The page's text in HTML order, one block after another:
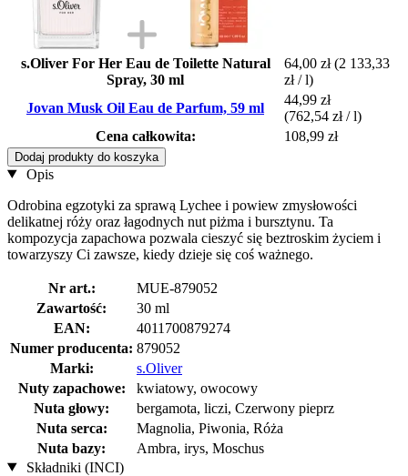
s.Oliver For Her Eau de Toilette Natural
Spray, 30 ml
64,00 zł (2 133,33
zł / l)
Jovan Musk Oil Eau de Parfum, 59 ml
44,99 zł
(762,54 zł / l)
Cena całkowita:
108,99 zł
Dodaj produkty do koszyka
Opis
Odrobina egzotyki za sprawą Lychee i powiew zmysłowości
delikatnej róży oraz łagodnych nut piżma i bursztynu. Ta
kompozycja zapachowa pozwala cieszyć się beztroskim życiem i
towarzyszy Ci zawsze, kiedy dzieje się coś ważnego.
Nr art.:
MUE-879052
Zawartość:
30 ml
EAN:
4011700879274
Numer producenta: 879052
Marki:
s.Oliver
Nuty zapachowe:
kwiatowy, owocowy
Nuta głowy:
bergamota, liczi, Czerwony pieprz
Nuta serca:
Magnolia, Piwonia, Róża
Nuta bazy:
Ambra, irys, Moschus
Składniki (INCI)